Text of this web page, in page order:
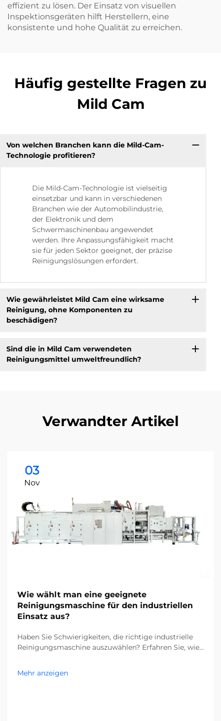
effizient zu lösen. Der Einsatz von visuellen
Inspektionsgeräten hilft Herstellern, eine
konsistente und hohe Qualität zu erreichen.
Häufig gestellte Fragen zu
Mild Cam
Von welchen Branchen kann die Mild-Cam-
Technologie profitieren?
Die Mild-Cam-Technologie ist vielseitig
einsetzbar und kann in verschiedenen
Branchen wie der Automobilindustrie,
der Elektronik und dem
Schwermaschinenbau angewendet
werden. Ihre Anpassungsfähigkeit macht
sie für jeden Sektor geeignet, der präzise
Reinigungslösungen erfordert.
Wie gewährleistet Mild Cam eine wirksame
Reinigung, ohne Komponenten zu
beschädigen?
Sind die in Mild Cam verwendeten
Reinigungsmittel umweltfreundlich?
Verwandter Artikel
03
Nov
Wie wählt man eine geeignete
Reinigungsmaschine für den industriellen
Einsatz aus?
Haben Sie Schwierigkeiten, die richtige industrielle
Reinigungsmaschine auszuwählen? Erfahren Sie, wie
Anlage Ihre Entscheidung beeinflussen. Senken Sie
Kosten und steigern Sie die Effizienz – holen Sie sich
Mehr anzeigen